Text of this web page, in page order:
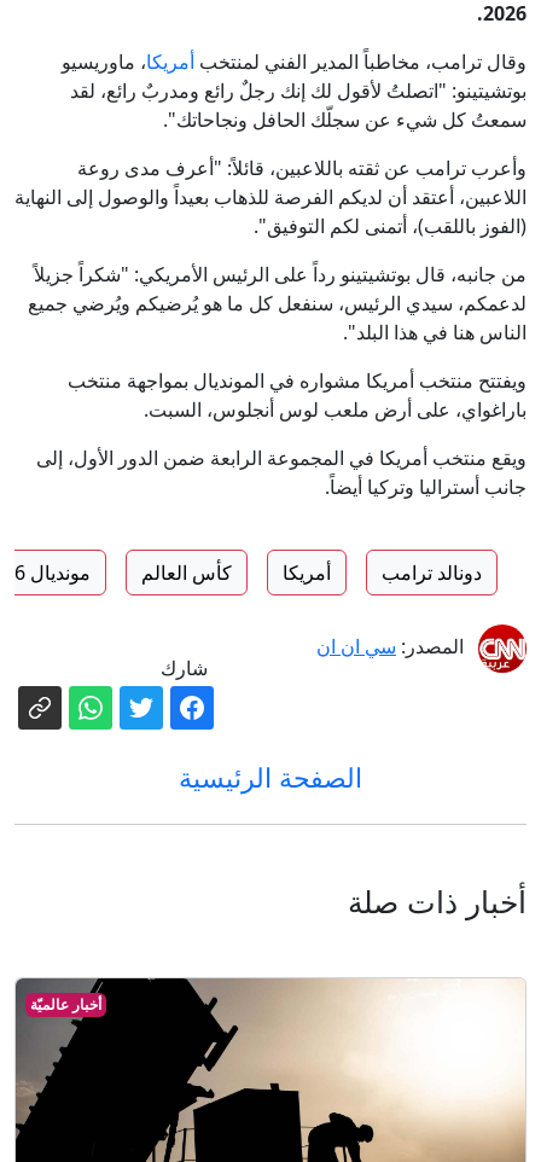
2026.
وقال ترامب، مخاطباً المدير الفني لمنتخب أمريكا، ماوريسيو
بوتشيتينو: "اتصلتُ لأقول لك إنك رجلٌ رائع ومدربٌ رائع، لقد
سمعتُ كل شيء عن سجلّك الحافل ونجاحاتك".
وأعرب ترامب عن ثقته باللاعبين، قائلاً: "أعرف مدى روعة
اللاعبين، أعتقد أن لديكم الفرصة للذهاب بعيداً والوصول إلى النهاية
(الفوز باللقب)، أتمنى لكم التوفيق".
من جانبه، قال بوتشيتينو رداً على الرئيس الأمريكي: "شكراً جزيلاً
لدعمكم، سيدي الرئيس، سنفعل كل ما هو يُرضيكم ويُرضي جميع
الناس هنا في هذا البلد".
ويفتتح منتخب أمريكا مشواره في المونديال بمواجهة منتخب
باراغواي، على أرض ملعب لوس أنجلوس، السبت.
ويقع منتخب أمريكا في المجموعة الرابعة ضمن الدور الأول، إلى
جانب أستراليا وتركيا أيضاً.
دونالد ترامب أمريكا كأس العالم مونديال 2026
المصدر: سي ان ان
شارك
الصفحة الرئيسية
أخبار ذات صلة
أخبار عالميّة